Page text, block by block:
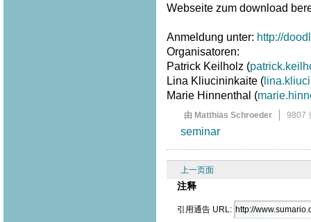
Webseite zum download
Anmeldung unter: http://
Organisatoren:
Patrick Keilholz (
Lina Kliucininkaite (
Marie Hinnenthal (
由 Matthias Schroeder 9807
seminar
上一页面
注释
引用通告 URL: